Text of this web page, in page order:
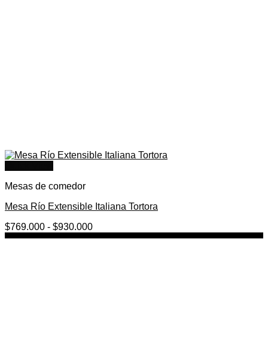
Mesas de comedor
Mesa Río Extensible Italiana Tortora
$769.000 - $930.000Rango
de